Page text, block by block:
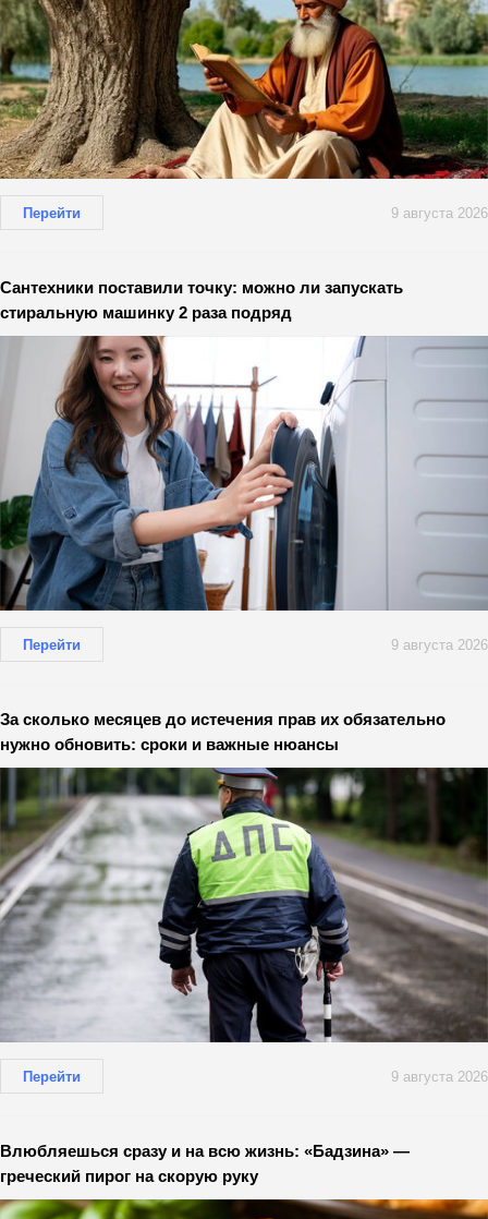
Перейти 9 августа 2026
Сантехники поставили точку: можно ли запускать
стиральную машинку 2 раза подряд
Перейти 9 августа 2026
За сколько месяцев до истечения прав их обязательно
нужно обновить: сроки и важные нюансы
Перейти 9 августа 2026
Влюбляешься сразу и на всю жизнь: «Бадзина» —
греческий пирог на скорую руку